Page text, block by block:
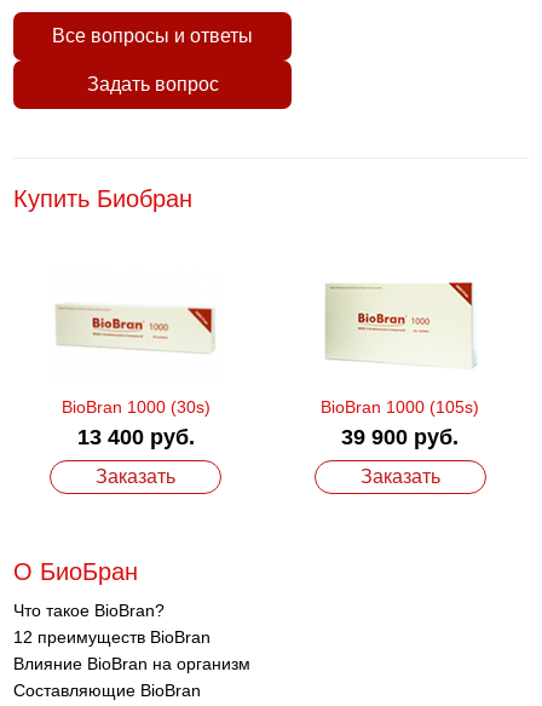
Все вопросы и ответы
Задать вопрос
Купить Биобран
BioBran 1000 (30s)
13 400 руб.
Заказать
BioBran 1000 (105s)
39 900 руб.
Заказать
О БиоБран
Что такое BioBran?
12 преимуществ BioBran
Влияние BioBran на организм
Составляющие BioBran